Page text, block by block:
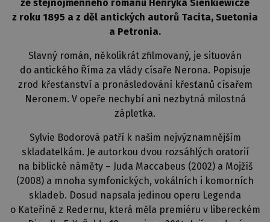
ze stejnojmenného románu Henryka Sienkiewicze
z roku 1895 a z děl antických autorů Tacita, Suetonia
a Petronia.
Slavný román, několikrát zfilmovaný, je situován
do antického Říma za vlády císaře Nerona. Popisuje
zrod křesťanství a pronásledování křesťanů císařem
Neronem. V opeře nechybí ani nezbytná milostná
zápletka.
Sylvie Bodorová patří k našim nejvýznamnějším
skladatelkám. Je autorkou dvou rozsáhlých oratorií
na biblické náměty – Juda Maccabeus (2002) a Mojžíš
(2008) a mnoha symfonických, vokálních i komorních
skladeb. Dosud napsala jedinou operu Legenda
o Kateřině z Redernu, která měla premiéru v libereckém